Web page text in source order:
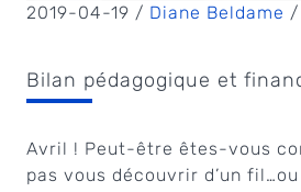
2019-04-19 / Diane Beldame /
Bilan pédagogique et
Avril ! Peut-être êtes-vous
pas vous découvrir d’un